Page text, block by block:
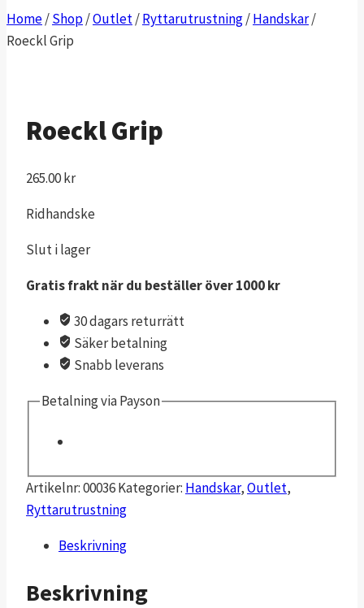
Home/Shop/Outlet/Ryttarutrustning/Handskar/
Roeckl Grip
Roeckl Grip
265.00kr
Ridhandske
Slut i lager
Gratis frakt när du beställer över 1000 kr
30 dagars returrätt
Säker betalning
Snabb leverans
Betalning via Payson
Artikelnr:00036Kategorier: Handskar,Outlet,
Ryttarutrustning
Beskrivning
Beskrivning